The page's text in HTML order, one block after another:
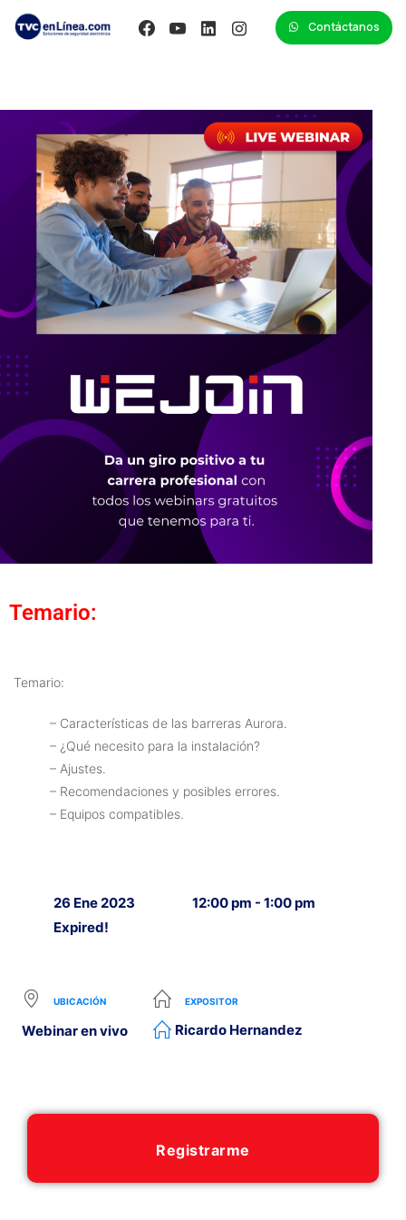
Contáctanos
Temario:
Temario:
– Características de las barreras Aurora.
– ¿Qué necesito para la instalación?
– Ajustes.
– Recomendaciones y posibles errores.
– Equipos compatibles.
26 Ene 2023
Expired!
12:00 pm - 1:00 pm
UBICACIÓN
Webinar en vivo
EXPOSITOR
Ricardo Hernandez
Registrarme